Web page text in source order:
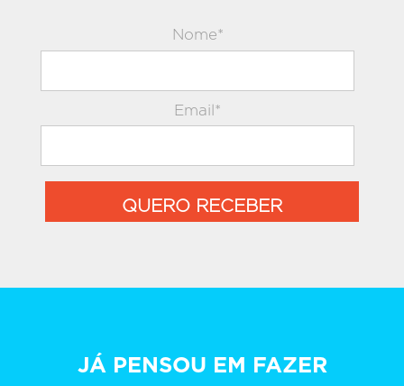
Nome*
Email*
QUERO RECEBER
JÁ PENSOU EM FAZER